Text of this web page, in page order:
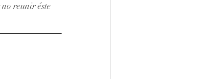
reunir éste